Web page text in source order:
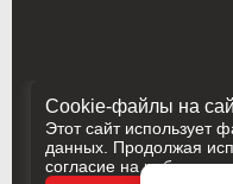
Cookie-файлы на
Этот сайт использует
данных. Продолжая
согласие на работу с
Rolls-
Saab
Rolls-
Saab